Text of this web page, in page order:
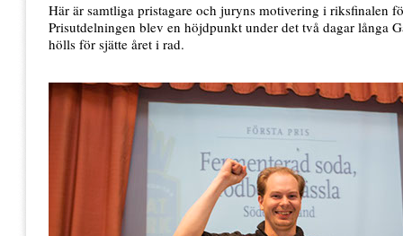
Här är samtliga pristagare och juryns motivering i riksfinalen
Prisutdelningen blev en höjdpunkt under det två dagar långa
hölls för sjätte året i rad.